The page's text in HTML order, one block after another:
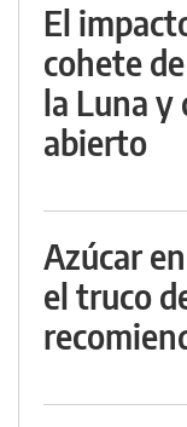
El
cohete
la Luna y
abierto
Azúcar
el truco